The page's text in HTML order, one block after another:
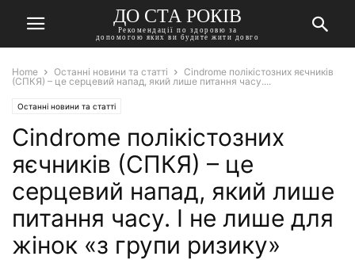
ДО СТА РОКІВ
Рекомендації по здоровю за
допомогою яких ви будите жити довго
Home Останні новини та статті
Сindrome полікістозних яєчників
(СПКЯ) – це серцевий напад, який лише питання часу....
Останні новини та статті
Сindrome полікістозних
яєчників (СПКЯ) – це
серцевий напад, який лише
питання часу. І не лише для
жінок «з групи ризику»